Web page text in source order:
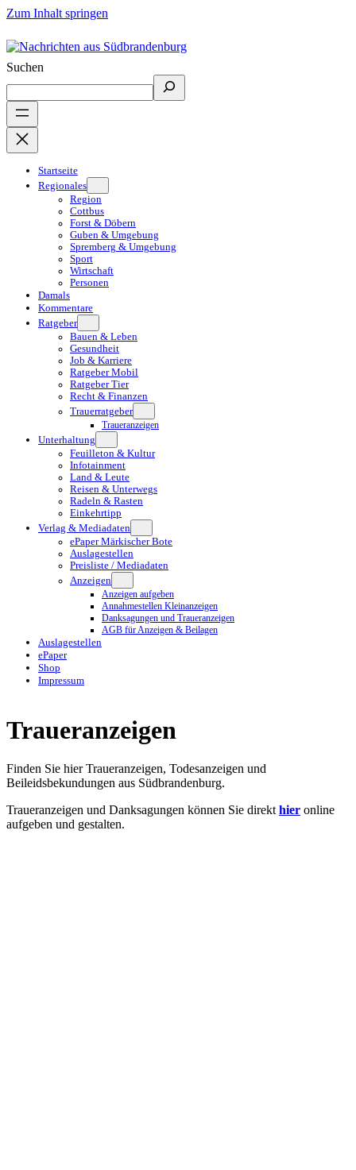
Zum Inhalt springen
Suchen
Startseite
Regionales
Region
Cottbus
Forst & Döbern
Guben & Umgebung
Spremberg & Umgebung
Sport
Wirtschaft
Personen
Damals
Kommentare
Ratgeber
Bauen & Leben
Gesundheit
Job & Karriere
Ratgeber Mobil
Ratgeber Tier
Recht & Finanzen
Trauerratgeber
Traueranzeigen
Unterhaltung
Feuilleton & Kultur
Infotainment
Land & Leute
Reisen & Unterwegs
Radeln & Rasten
Einkehrtipp
Verlag & Mediadaten
ePaper Märkischer Bote
Auslagestellen
Preisliste / Mediadaten
Anzeigen
Anzeigen aufgeben
Annahmestellen Kleinanzeigen
Danksagungen und Traueranzeigen
AGB für Anzeigen & Beilagen
Auslagestellen
ePaper
Shop
Impressum
Traueranzeigen
Finden Sie hier Traueranzeigen, Todesanzeigen und
Beileidsbekundungen aus Südbrandenburg.
Traueranzeigen und Danksagungen können Sie direkt hier online
aufgeben und gestalten.